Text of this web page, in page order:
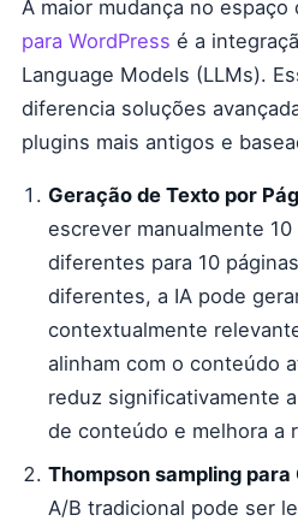
A maior mudança no espaço
para WordPress é a
Language Models (LLMs).
diferencia soluções
plugins mais antigos e
Geração de Texto por
escrever manualmente
diferentes para 10
diferentes, a IA pode
contextualmente
alinham com o conteúdo
reduz significativamente
de conteúdo e melhora a
Thompson sampling para
A/B tradicional pode ser